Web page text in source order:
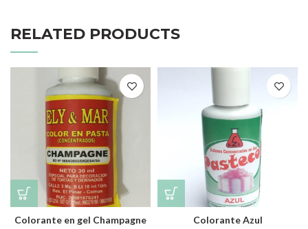
RELATED PRODUCTS
Colorante en gel Champagne Colorante Azul